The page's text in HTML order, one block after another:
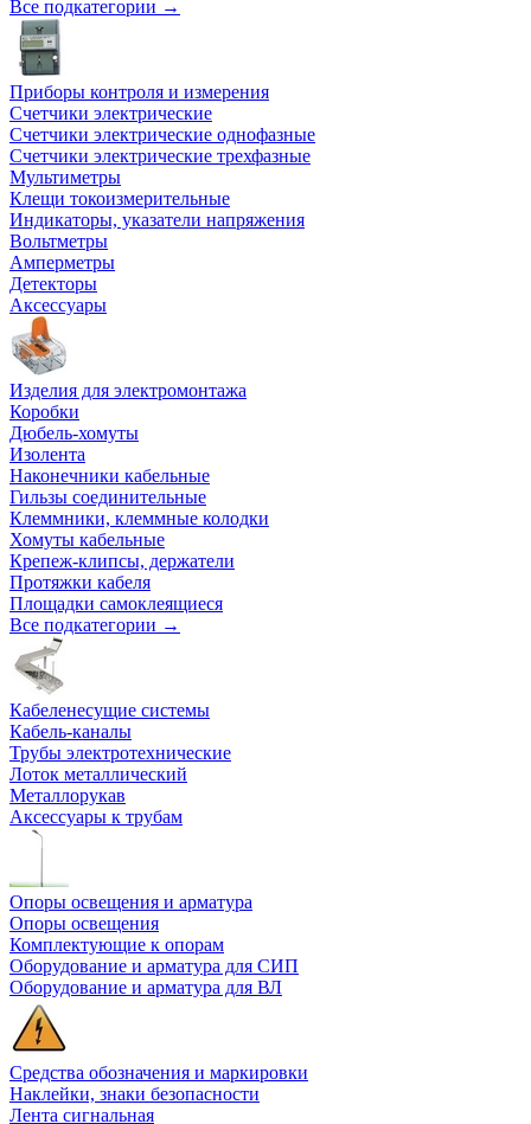
Все подкатегории →
Приборы контроля и измерения
Счетчики электрические
Счетчики электрические однофазные
Счетчики электрические трехфазные
Мультиметры
Клещи токоизмерительные
Индикаторы, указатели напряжения
Вольтметры
Амперметры
Детекторы
Аксессуары
Изделия для электромонтажа
Коробки
Дюбель-хомуты
Изолента
Наконечники кабельные
Гильзы соединительные
Клеммники, клеммные колодки
Хомуты кабельные
Крепеж-клипсы, держатели
Протяжки кабеля
Площадки самоклеящиеся
Все подкатегории →
Кабеленесущие системы
Кабель-каналы
Трубы электротехнические
Лоток металлический
Металлорукав
Аксессуары к трубам
Опоры освещения и арматура
Опоры освещения
Комплектующие к опорам
Оборудование и арматура для СИП
Оборудование и арматура для ВЛ
Средства обозначения и маркировки
Наклейки, знаки безопасности
Лента сигнальная